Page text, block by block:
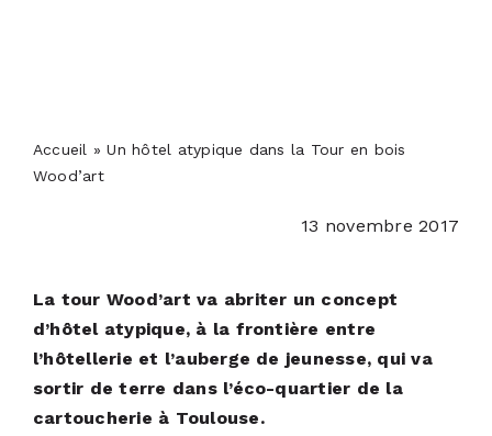
Accueil »Un hôtel atypique dans la Tour en bois
Wood’art
13 novembre 2017
La tour Wood’art va abriter un concept
d’hôtel atypique, à la frontière entre
l’hôtellerie et l’auberge de jeunesse, qui va
sortir de terre dans l’éco-quartier de la
cartoucherie à Toulouse.
S’ABONNER
CONTACT